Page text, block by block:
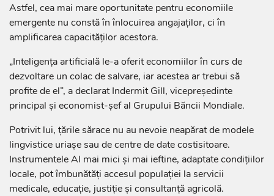
Astfel, cea mai mare oportunitate pentru economiile
emergente nu constă în înlocuirea angajaților, ci în
amplificarea capacităților acestora.
„Inteligența artificială le-a oferit economiilor în curs de
dezvoltare un colac de salvare, iar acestea ar trebui să
profite de el”, a declarat Indermit Gill, vicepreședinte
principal și economist-șef al Grupului Băncii Mondiale.
Potrivit lui, țările sărace nu au nevoie neapărat de modele
lingvistice uriașe sau de centre de date costisitoare.
Instrumentele AI mai mici și mai ieftine, adaptate condițiilor
locale, pot îmbunătăți accesul populației la servicii
medicale, educație, justiție și consultanță agricolă.